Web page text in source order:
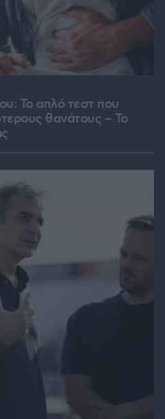
Το απλό τεστ που
θανάτους – Το